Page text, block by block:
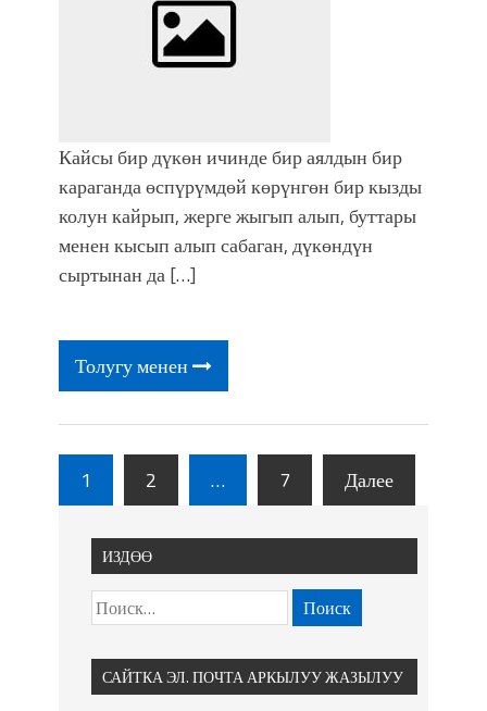
Кайсы бир дүкөн ичинде бир аялдын бир
караганда өспүрүмдөй көрүнгөн бир кызды
колун кайрып, жерге жыгып алып, буттары
менен кысып алып сабаган, дүкөндүн
сыртынан да […]
Толугу менен
1 2 … 7 Далее
ИЗДӨӨ
САЙТКА ЭЛ. ПОЧТА АРКЫЛУУ ЖАЗЫЛУУ